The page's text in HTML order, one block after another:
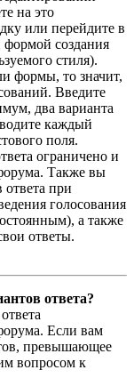
на это
или перейдите в
создания
стиля).
формы, то значит,
Введите
два варианта
каждый
поля.
ограничено и
Также вы
ответа при
голосования
а также
ответы.
ответа?
Если вам
превышающее
вопросом к